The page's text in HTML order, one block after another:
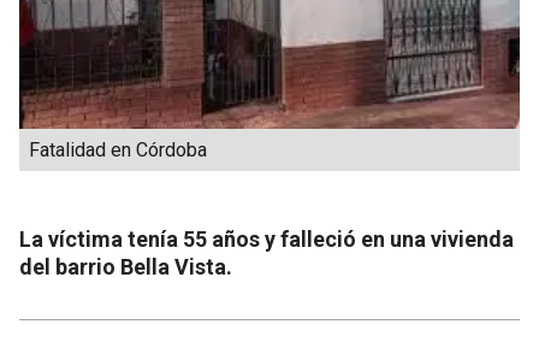
Fatalidad en Córdoba
La víctima tenía 55 años y falleció en una vivienda
del barrio Bella Vista.